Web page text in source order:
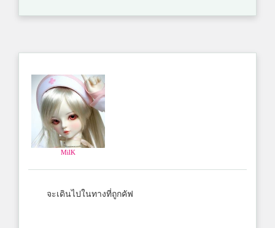
MilK
จะเดินไปในทางที่ถูกคัฟ